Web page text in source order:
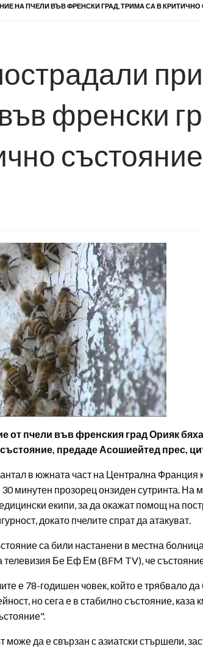
НА ПЧЕЛИ ВЪВ ФРЕНСКИ ГРАД, ТРИМА СА В
френски
от пчели във френския град Орияк
предаде Асошиейтед прес,
в южната част на Централна Франция
минутен прозорец онзиден сутринта. На
екипи, за да окажат помощ на
докато пчелите спрат да атакуват.
са били настанени в местна
телевизия Бе Еф Ем (BFM TV), че
е 78-годишен човек, който е трябвало
но сега е в стабилно състояние, каза
да е свързан с азиатски стършели,